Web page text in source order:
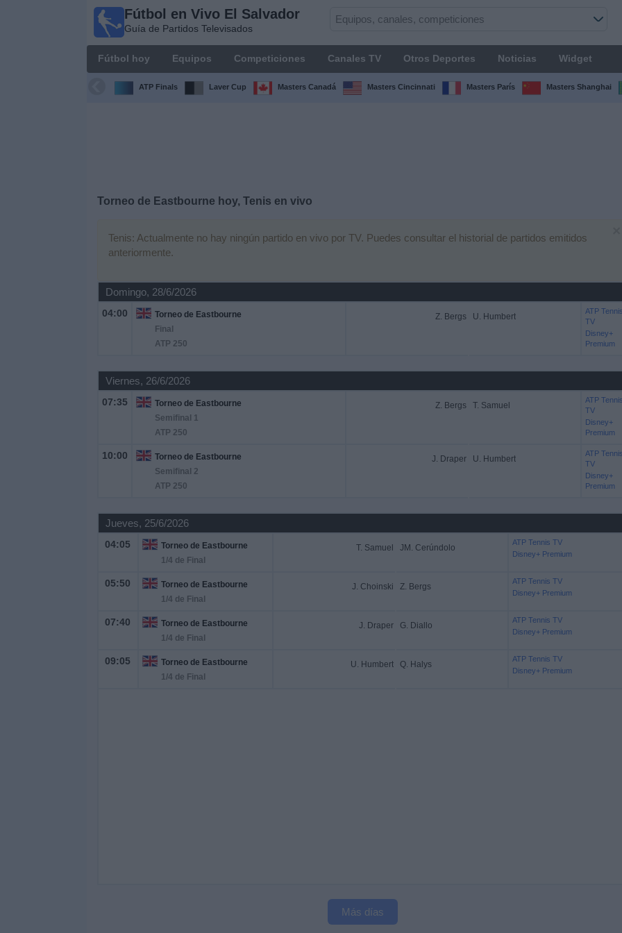
Fútbol en Vivo El Salvador
Guía de Partidos Televisados
Fútbol hoy Equipos Competiciones Canales TV Otros Deportes Noticias Widget
ATP Finals Laver Cup Masters Canadá Masters Cincinnati Masters París Masters Shanghai
Torneo de Eastbourne hoy, Tenis en vivo
Tenis: Actualmente no hay ningún partido en vivo por TV. Puedes consultar el historial de partidos emitidos
anteriormente.
Domingo, 28/6/2026
04:00
Torneo de Eastbourne
Final
ATP 250
Z. Bergs U. Humbert
ATP Tennis
TV
Disney+
Premium
Viernes, 26/6/2026
07:35
Torneo de Eastbourne
Semifinal 1
ATP 250
Z. Bergs T. Samuel
ATP Tennis
TV
Disney+
Premium
10:00
Torneo de Eastbourne
Semifinal 2
ATP 250
J. Draper U. Humbert
ATP Tennis
TV
Disney+
Premium
Jueves, 25/6/2026
04:05
Torneo de Eastbourne
1/4 de Final
T. Samuel JM. Cerúndolo
ATP Tennis TV
Disney+ Premium
05:50
Torneo de Eastbourne
1/4 de Final
J. Choinski Z. Bergs
ATP Tennis TV
Disney+ Premium
07:40
Torneo de Eastbourne
1/4 de Final
J. Draper G. Diallo
ATP Tennis TV
Disney+ Premium
09:05
Torneo de Eastbourne
1/4 de Final
U. Humbert Q. Halys
ATP Tennis TV
Disney+ Premium
Más días